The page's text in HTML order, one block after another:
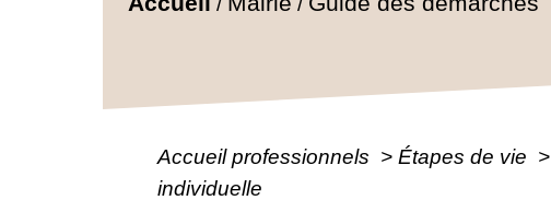
Accueil professionnels > Étapes de vie >
individuelle